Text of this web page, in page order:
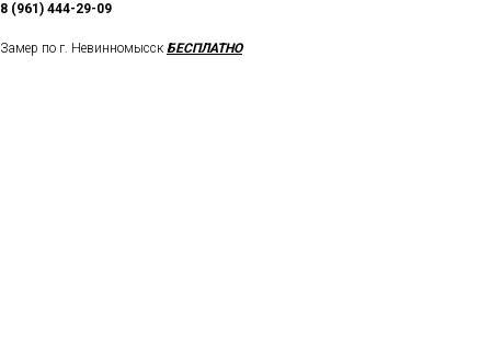
8 (961) 444-29-09
Замер по г. Невинномысск БЕСПЛАТНО